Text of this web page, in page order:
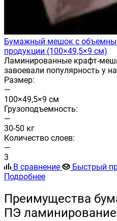
Бумажный мешок с
продукции (100×49,5×9 см)
Ламинированные крафт-
завоевали популярность у
Размер:
—
100×49,5×9 см
Грузоподъемность:
—
30-50 кг
Количество слоев:
—
3
В сравнение
Быстрый
Подробнее
Преимущества
ПЭ